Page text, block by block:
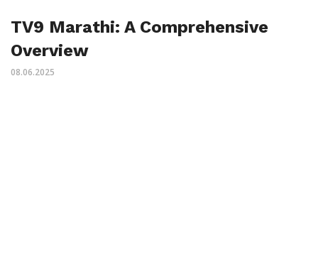
TV9 Marathi: A Comprehensive
Overview
08.06.2025